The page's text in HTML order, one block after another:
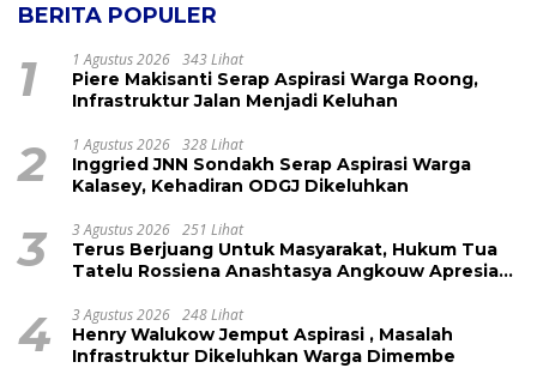
BERITA POPULER
1 1 Agustus 2026 343 Lihat
Piere Makisanti Serap Aspirasi Warga Roong,
Infrastruktur Jalan Menjadi Keluhan
2 1 Agustus 2026 328 Lihat
Inggried JNN Sondakh Serap Aspirasi Warga
Kalasey, Kehadiran ODGJ Dikeluhkan
3 3 Agustus 2026 251 Lihat
Terus Berjuang Untuk Masyarakat, Hukum Tua
Tatelu Rossiena Anashtasya Angkouw Apresiasi
4 3 Agustus 2026 248 Lihat
Henry Walukow Jemput Aspirasi , Masalah
Infrastruktur Dikeluhkan Warga Dimembe